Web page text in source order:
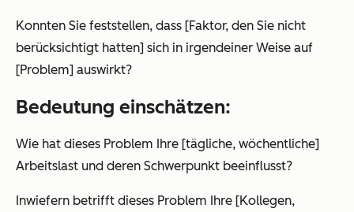
Konnten Sie feststellen, dass [Faktor, den Sie nicht
berücksichtigt hatten] sich in irgendeiner Weise auf
[Problem] auswirkt?
Bedeutung einschätzen:
Wie hat dieses Problem Ihre [tägliche, wöchentliche]
Arbeitslast und deren Schwerpunkt beeinflusst?
Inwiefern betrifft dieses Problem Ihre [Kollegen,